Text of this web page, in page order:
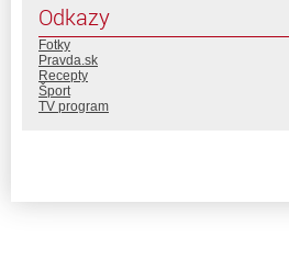
Odkazy
Fotky
Pravda.sk
Recepty
Šport
TV program